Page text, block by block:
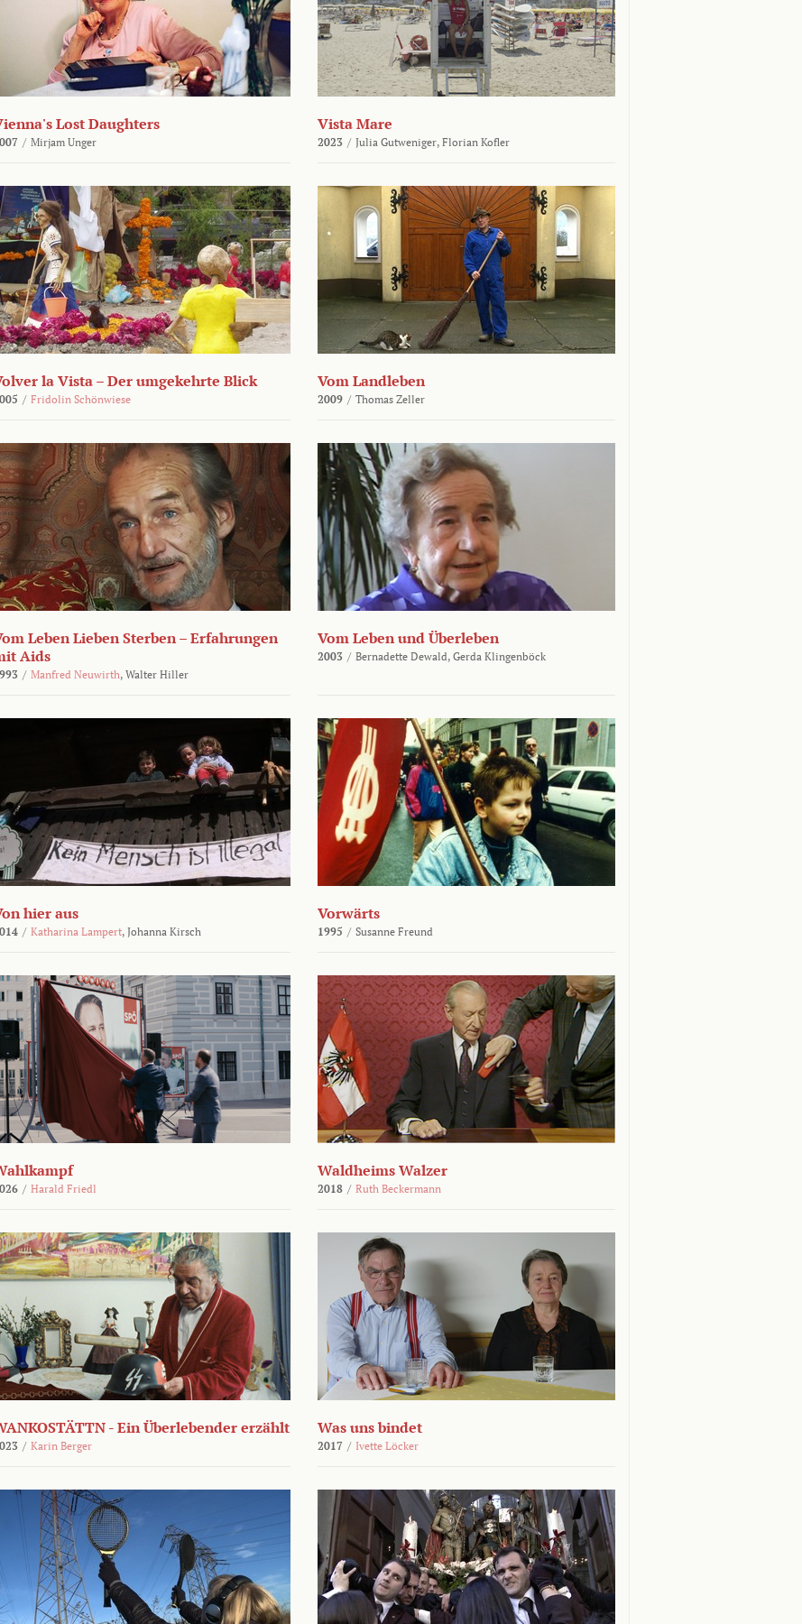
Lost Daughters
/ Mirjam Unger
Vista Mare
2023 / Julia Gutweniger, Florian Kofler
la Vista – Der umgekehrte Blick
/ Fridolin Schönwiese
Vom Landleben
2009 / Thomas Zeller
Leben Lieben Sterben – Erfahrungen
Aids
/ Manfred Neuwirth, Walter Hiller
Vom Leben und Überleben
2003 / Bernadette Dewald, Gerda Klingenböck
hier aus
/ Katharina Lampert, Johanna Kirsch
Vorwärts
1995 / Susanne Freund
/ Harald Friedl
Waldheims Walzer
2018 / Ruth Beckermann
- Ein Überlebender erzählt
/ Karin Berger
Was uns bindet
2017 / Ivette Löcker